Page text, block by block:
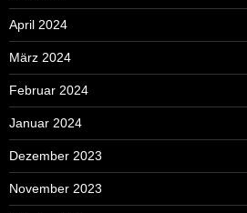
April 2024
März 2024
Februar 2024
Januar 2024
Dezember 2023
November 2023